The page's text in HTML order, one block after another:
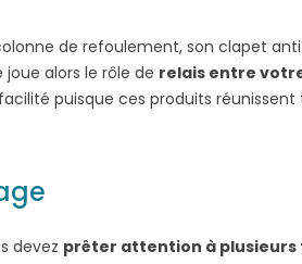
PUITS) ?de refoulement, son clapet
alors le rôle de relais entre
puisque ces produits réunissent
devez prêter attention à